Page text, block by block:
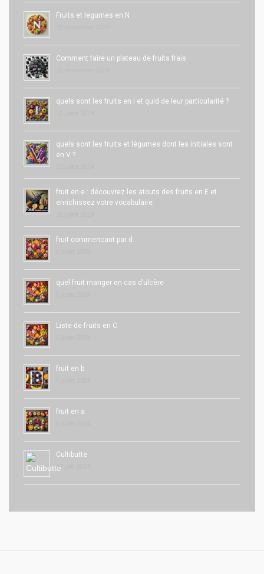
Fruits et legumes en N
Comment faire un plateau de fruits frais
quels sont les fruits en I et quid de leur particularité ?
quels sont les fruits et légumes dont les initiales sont
en V ?
fruit en e : découvrez les atouts des fruits en E et
enrichissez votre vocabulaire
fruit commencant par d
quel fruit manger en cas d’ulcère
Liste de fruits en C
fruit en b
fruit en a
Cultibutte
27 juin 2024